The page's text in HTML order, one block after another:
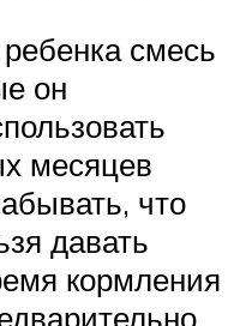
смесь
он
месяцев
что
давать
кормления